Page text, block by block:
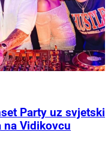
Party uz svjetski
na Vidikovcu